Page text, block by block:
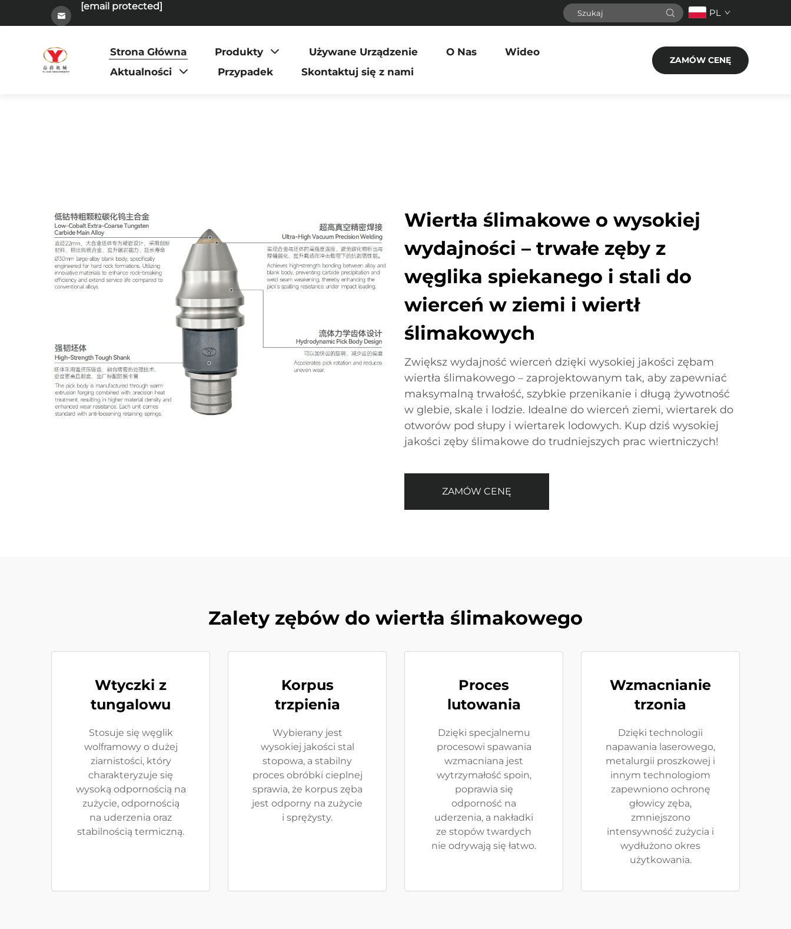
[email protected]
PL
Strona Główna Produkty Używane Urządzenie O Nas
Wideo
Aktualności
Przypadek Skontaktuj się z nami
ZAMÓW CENĘ
Wiertła ślimakowe o wysokiej
wydajności – trwałe zęby z
węglika spiekanego i stali do
wierceń w ziemi i wiertł
ślimakowych
Zwiększ wydajność wierceń dzięki wysokiej jakości zębam
wiertła ślimakowego – zaprojektowanym tak, aby zapewniać
maksymalną trwałość, szybkie przenikanie i długą żywotność
w glebie, skale i lodzie. Idealne do wierceń ziemi, wiertarek do
otworów pod słupy i wiertarek lodowych. Kup dziś wysokiej
jakości zęby ślimakowe do trudniejszych prac wiertniczych!
ZAMÓW CENĘ
Zalety zębów do wiertła ślimakowego
Wtyczki z
tungalowu
Stosuje się węglik
wolframowy o dużej
ziarnistości, który
charakteryzuje się
wysoką odpornością na
zużycie, odpornością
na uderzenia oraz
stabilnością termiczną.
Korpus
trzpienia
Wybierany jest
wysokiej jakości stal
stopowa, a stabilny
proces obróbki cieplnej
sprawia, że korpus zęba
jest odporny na zużycie
i sprężysty.
Proces
lutowania
Dzięki specjalnemu
procesowi spawania
wzmacniana jest
wytrzymałość spoin,
poprawia się
odporność na
uderzenia, a nakładki
ze stopów twardych
nie odrywają się łatwo.
Wzmacnianie
trzonia
Dzięki technologii
napawania laserowego,
metalurgii proszkowej i
innym technologiom
zapewniono ochronę
głowicy zęba,
zmniejszono
intensywność zużycia i
wydłużono okres
użytkowania.